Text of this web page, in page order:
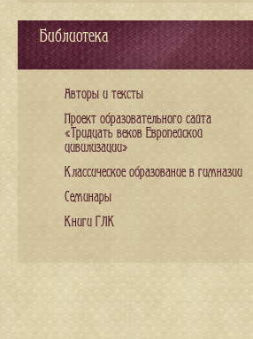
Библиотека
Авторы и тексты
Проект образовательного сайта
«Тридцать веков Европейской
цивилизации»
Классическое образование в гимназии
Семинары
Книги ГЛК